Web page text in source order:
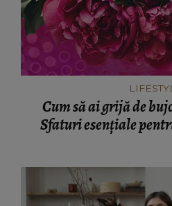
Cum să ai grijă de
Sfaturi esențiale